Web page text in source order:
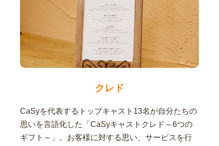
クレド
CaSyを代表するトップキャスト13名が自分たちの
思いを言語化した「CaSyキャストクレド～6つの
ギフト～」。お客様に対する思い、サービスを行